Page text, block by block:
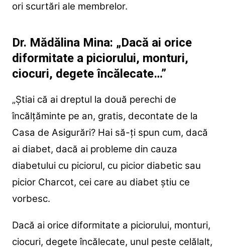
ori scurtări ale membrelor.
Dr. Mădălina Mina: „Dacă ai orice
diformitate a piciorului, monturi,
ciocuri, degete încălecate…”
„Știai că ai dreptul la două perechi de
încălțăminte pe an, gratis, decontate de la
Casa de Asigurări? Hai să-ți spun cum, dacă
ai diabet, dacă ai probleme din cauza
diabetului cu piciorul, cu picior diabetic sau
picior Charcot, cei care au diabet știu ce
vorbesc.
Dacă ai orice diformitate a piciorului, monturi,
ciocuri, degete încălecate, unul peste celălalt,